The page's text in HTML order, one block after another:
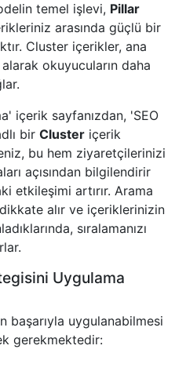
temel işlevi, Pillar
arasında güçlü bir
Cluster içerikler, ana
okuyucuların daha
içerik sayfanızdan, 'SEO
bir Cluster içerik
bu hem ziyaretçilerinizi
açısından bilgilendirir
etkileşimi artırır. Arama
alır ve içeriklerinizin
sıralamanızı
Uygulama
başarıyla uygulanabilmesi
gerekmektedir: